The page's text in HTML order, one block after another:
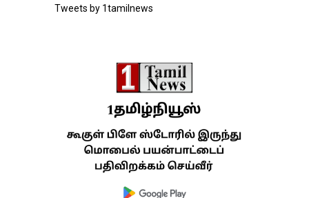
Tweets by 1tamilnews